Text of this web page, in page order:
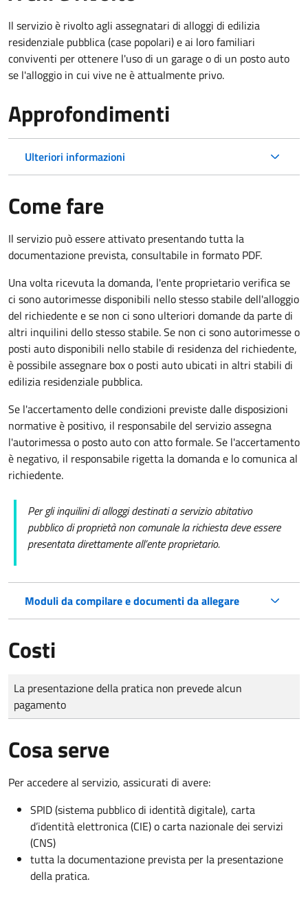
Il servizio è rivolto agli assegnatari di alloggi di edilizia
residenziale pubblica (case popolari) e ai loro familiari
conviventi per ottenere l'uso di un garage o di un posto auto
se l'alloggio in cui vive ne è attualmente privo.
Approfondimenti
Ulteriori informazioni
Come fare
Il servizio può essere attivato presentando tutta la
documentazione prevista, consultabile in formato PDF.
Una volta ricevuta la domanda, l'ente proprietario verifica se
ci sono autorimesse disponibili nello stesso stabile dell'alloggio
del richiedente e se non ci sono ulteriori domande da parte di
altri inquilini dello stesso stabile.Se non ci sono autorimesse o
posti auto disponibili nello stabile di residenza del richiedente,
è possibile assegnare box o posti auto ubicati in altri stabili di
edilizia residenziale pubblica.
Se l'accertamento delle condizioni previste dalle disposizioni
normative è positivo, il responsabile del servizio assegna
l'autorimessa o posto auto con atto formale. Se l'accertamento
è negativo, il responsabile rigetta la domanda e lo comunica al
richiedente.
Per gli inquilini di alloggi destinati a servizio abitativo
pubblico di proprietà non comunale la richiesta deve essere
presentata direttamente all’ente proprietario.
Moduli da compilare e documenti da allegare
Costi
Tipo di pagamento
Importo
La presentazione della pratica non prevede alcun
pagamento
Cosa serve
Per accedere al servizio, assicurati di avere:
SPID (sistema pubblico di identità digitale), carta
d’identità elettronica (CIE) o carta nazionale dei servizi
(CNS)
tutta la documentazione prevista per la presentazione
della pratica.